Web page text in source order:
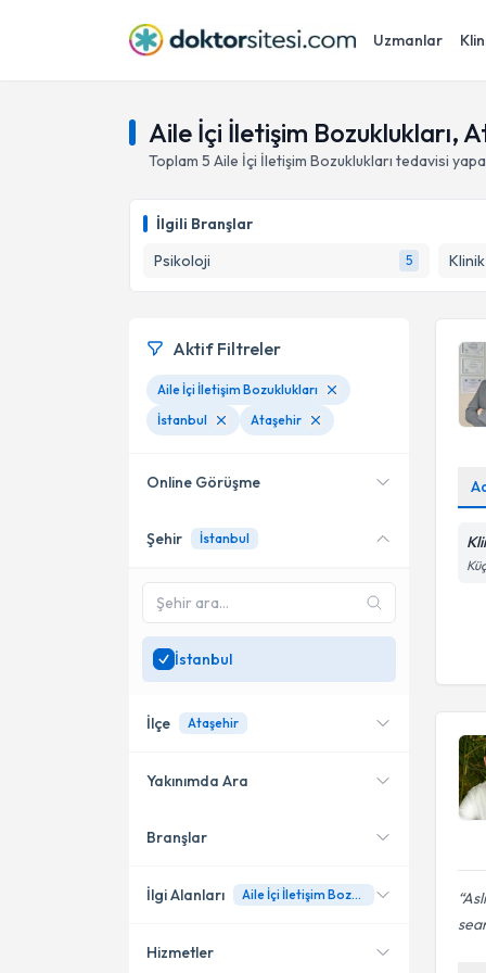
Uzmanlar
Aile İçi İletişim Bozuklukları,
Toplam 5 Aile İçi İletişim Bozuklukları tedavisi
İlgili Branşlar
Psikoloji
5
Aktif Filtreler
Aile İçi İletişim Bozuklukları
İstanbul
Ataşehir
Online Görüşme
Online danışmanlık sunan
Sadeceİstanbul
uzman ara
Şehir İstanbul
İstanbul
İlçe Ataşehir
Kadıköy
Bakırköy
Yakınımda Ara
Konumuma yakın uzmanları
Branşlar
Psikoloji
İlgi Alanları Aile İçi İletişim Bozuklukları
Hizmetler